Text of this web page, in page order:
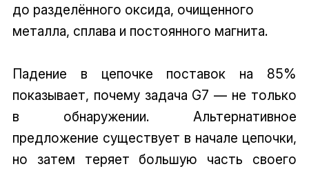
до разделённого оксида, очищенного
металла, сплава и постоянного магнита.
Падение в цепочке поставок на 85%
показывает, почему задача G7 — не только
в обнаружении. Альтернативное
предложение существует в начале цепочки,
но затем теряет большую часть своего